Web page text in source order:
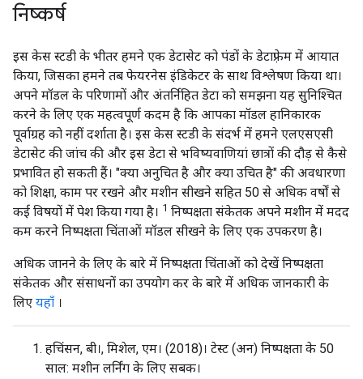
निष्कर्ष
इस केस स्टडी के भीतर हमने एक डेटासेट को पंडों के डेटाफ़्रेम में आयात
किया, जिसका हमने तब फेयरनेस इंडिकेटर के साथ विश्लेषण किया था।
अपने मॉडल के परिणामों और अंतर्निहित डेटा को समझना यह सुनिश्चित
करने के लिए एक महत्वपूर्ण कदम है कि आपका मॉडल हानिकारक
पूर्वाग्रह को नहीं दर्शाता है। इस केस स्टडी के संदर्भ में हमने एलएसएसी
डेटासेट की जांच की और इस डेटा से भविष्यवाणियां छात्रों की दौड़ से कैसे
प्रभावित हो सकती हैं। "क्या अनुचित है और क्या उचित है" की अवधारणा
को शिक्षा, काम पर रखने और मशीन सीखने सहित 50 से अधिक वर्षों से
कई विषयों में पेश किया गया है। 1 निष्पक्षता संकेतक अपने मशीन में मदद
कम करने निष्पक्षता चिंताओं मॉडल सीखने के लिए एक उपकरण है।
अधिक जानने के लिए के बारे में निष्पक्षता चिंताओं को देखें निष्पक्षता
संकेतक और संसाधनों का उपयोग कर के बारे में अधिक जानकारी के
लिए यहाँ ।
हचिंसन, बी।, मिशेल, एम। (2018)। टेस्ट (अन) निष्पक्षता के 50
साल: मशीन लर्निंग के लिए सबक।